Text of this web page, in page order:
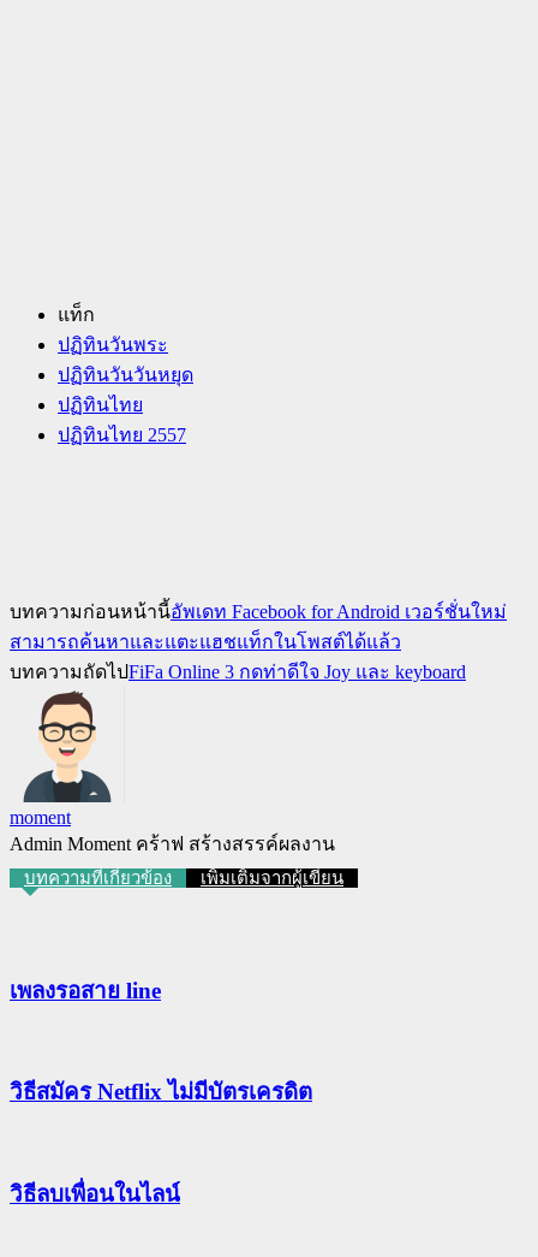
แท็ก
ปฏิทินวันพระ
ปฏิทินวันวันหยุด
ปฏิทินไทย
ปฏิทินไทย 2557
บทความก่อนหน้านี้อัพเดท Facebook for Android เวอร์ชั่นใหม่
สามารถค้นหาและแตะแฮชแท็กในโพสต์ได้แล้ว
บทความถัดไปFiFa Online 3 กดท่าดีใจ Joy และ keyboard
moment
Admin Moment คร้าฟ สร้างสรรค์ผลงาน
บทความที่เกี่ยวข้อง เพิ่มเติมจากผู้เขียน
เพลงรอสาย line
วิธีสมัคร Netflix ไม่มีบัตรเครดิต
วิธีลบเพื่อนในไลน์